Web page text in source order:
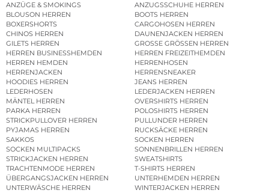
ANZÜGE & SMOKINGS
ANZUGSSCHUHE HERREN
BLOUSON HERREN
BOOTS HERREN
BOXERSHORTS
CARGOHOSEN HERREN
CHINOS HERREN
DAUNENJACKEN HERREN
GILETS HERREN
GROSSE GRÖSSEN HERREN
HERREN BUSINESSHEMDEN
HERREN FREIZEITHEMDEN
HERREN HEMDEN
HERRENHOSEN
HERRENJACKEN
HERRENSNEAKER
HOODIES HERREN
JEANS HERREN
LEDERHOSEN
LEDERJACKEN HERREN
MÄNTEL HERREN
OVERSHIRTS HERREN
PARKA HERREN
POLOSHIRTS HERREN
STRICKPULLOVER HERREN
PULLUNDER HERREN
PYJAMAS HERREN
RUCKSÄCKE HERREN
SAKKOS
SOCKEN HERREN
SOCKEN MULTIPACKS
SONNENBRILLEN HERREN
STRICKJACKEN HERREN
SWEATSHIRTS
TRACHTENMODE HERREN
T-SHIRTS HERREN
ÜBERGANGSJACKEN HERREN
UNTERHEMDEN HERREN
UNTERWÄSCHE HERREN
WINTERJACKEN HERREN